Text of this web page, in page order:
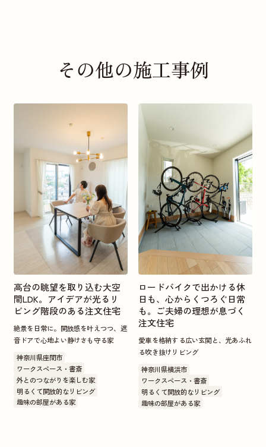
その他の施工事例
高台の眺望を取り込む大空
間LDK。アイデアが光るリ
ビング階段のある注文住宅
絶景を日常に。開放感を叶えつつ、遮
音ドアで心地よい静けさも守る家
神奈川県座間市
ワークスペース・書斎
外とのつながりを楽しむ家
明るくて開放的なリビング
趣味の部屋がある家
ロードバイクで出かける休
日も、心からくつろぐ日常
も。ご夫婦の理想が息づく
注文住宅
愛車を格納する広い玄関と、光あふれ
る吹き抜けリビング
神奈川県横浜市
ワークスペース・書斎
明るくて開放的なリビング
趣味の部屋がある家